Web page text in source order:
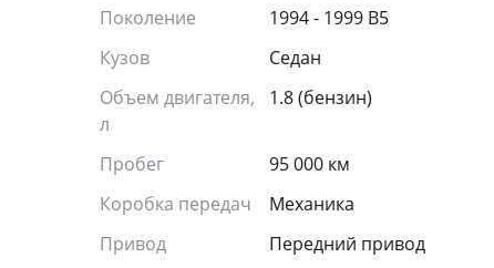
Поколение
1994 - 1999 B5
Кузов
Седан
Объем двигателя,
л
1.8 (бензин)
Пробег
95 000 км
Коробка передач
Механика
Привод
Передний привод